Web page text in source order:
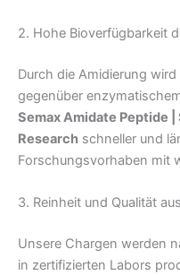
2. Hohe Bioverfügbarkeit
Durch die Amidierung
gegenüber
Semax Amidate Peptide
Research schneller und
Forschungsvorhaben mit
3. Reinheit und Qualität
Unsere Chargen werden
in zertifizierten Labors